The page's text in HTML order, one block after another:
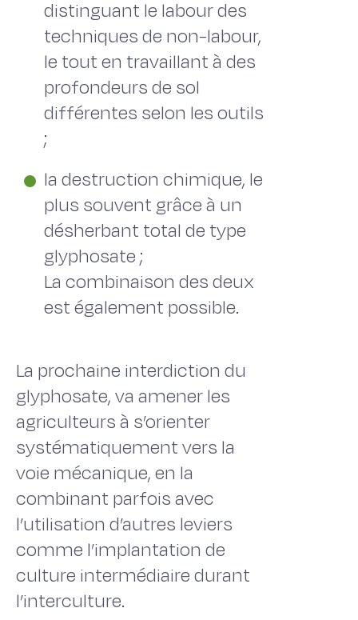
distinguant le labour des
techniques de non-labour,
le tout en travaillant à des
profondeurs de sol
différentes selon les outils
;
la destruction chimique, le
plus souvent grâce à un
désherbant total de type
glyphosate ;
La combinaison des deux
est également possible.
La prochaine interdiction du
glyphosate, va amener les
agriculteurs à s’orienter
systématiquement vers la
voie mécanique, en la
combinant parfois avec
l’utilisation d’autres leviers
comme l’implantation de
culture intermédiaire durant
l’interculture.